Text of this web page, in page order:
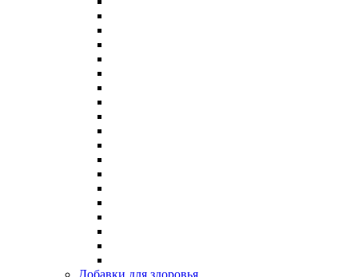
Добавки для здоровья